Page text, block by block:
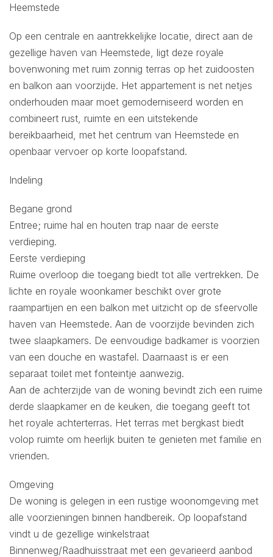
Heemstede
Op een centrale en aantrekkelijke locatie, direct aan de
gezellige haven van Heemstede, ligt deze royale
bovenwoning met ruim zonnig terras op het zuidoosten
en balkon aan voorzijde. Het appartement is net netjes
onderhouden maar moet gemoderniseerd worden en
combineert rust, ruimte en een uitstekende
bereikbaarheid, met het centrum van Heemstede en
openbaar vervoer op korte loopafstand.
Indeling
Begane grond
Entree; ruime hal en houten trap naar de eerste
verdieping.
Eerste verdieping
Ruime overloop die toegang biedt tot alle vertrekken. De
lichte en royale woonkamer beschikt over grote
raampartijen en een balkon met uitzicht op de sfeervolle
haven van Heemstede. Aan de voorzijde bevinden zich
twee slaapkamers. De eenvoudige badkamer is voorzien
van een douche en wastafel. Daarnaast is er een
separaat toilet met fonteintje aanwezig.
Aan de achterzijde van de woning bevindt zich een ruime
derde slaapkamer en de keuken, die toegang geeft tot
het royale achterterras. Het terras met bergkast biedt
volop ruimte om heerlijk buiten te genieten met familie en
vrienden.
Omgeving
De woning is gelegen in een rustige woonomgeving met
alle voorzieningen binnen handbereik. Op loopafstand
vindt u de gezellige winkelstraat
Binnenweg/Raadhuisstraat met een gevarieerd aanbod